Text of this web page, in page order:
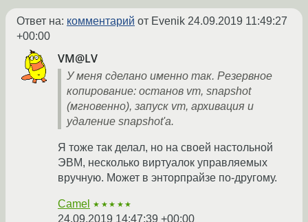
Ответ на: комментарий от Evenik 24.09.2019 11:49:27
+00:00
VM@LV
У меня сделано именно так. Резервное
копирование: останов vm, snapshot
(мгновенно), запуск vm, архивация и
удаление snapshot'а.
Я тоже так делал, но на своей настольной
ЭВМ, несколько виртуалок управляемых
вручную. Может в энторпрайзе по-другому.
Camel ★★★★★
24.09.2019 14:47:39 +00:00